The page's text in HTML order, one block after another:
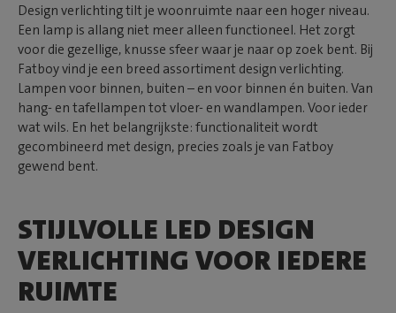
Design verlichting tilt je woonruimte naar een hoger niveau.
Een lamp is allang niet meer alleen functioneel. Het zorgt
voor die gezellige, knusse sfeer waar je naar op zoek bent. Bij
Fatboy vind je een breed assortiment design verlichting.
Lampen voor binnen, buiten – en voor binnen én buiten. Van
hang- en tafellampen tot vloer- en wandlampen. Voor ieder
wat wils. En het belangrijkste: functionaliteit wordt
gecombineerd met design, precies zoals je van Fatboy
gewend bent.
STIJLVOLLE LED DESIGN
VERLICHTING VOOR IEDERE
RUIMTE